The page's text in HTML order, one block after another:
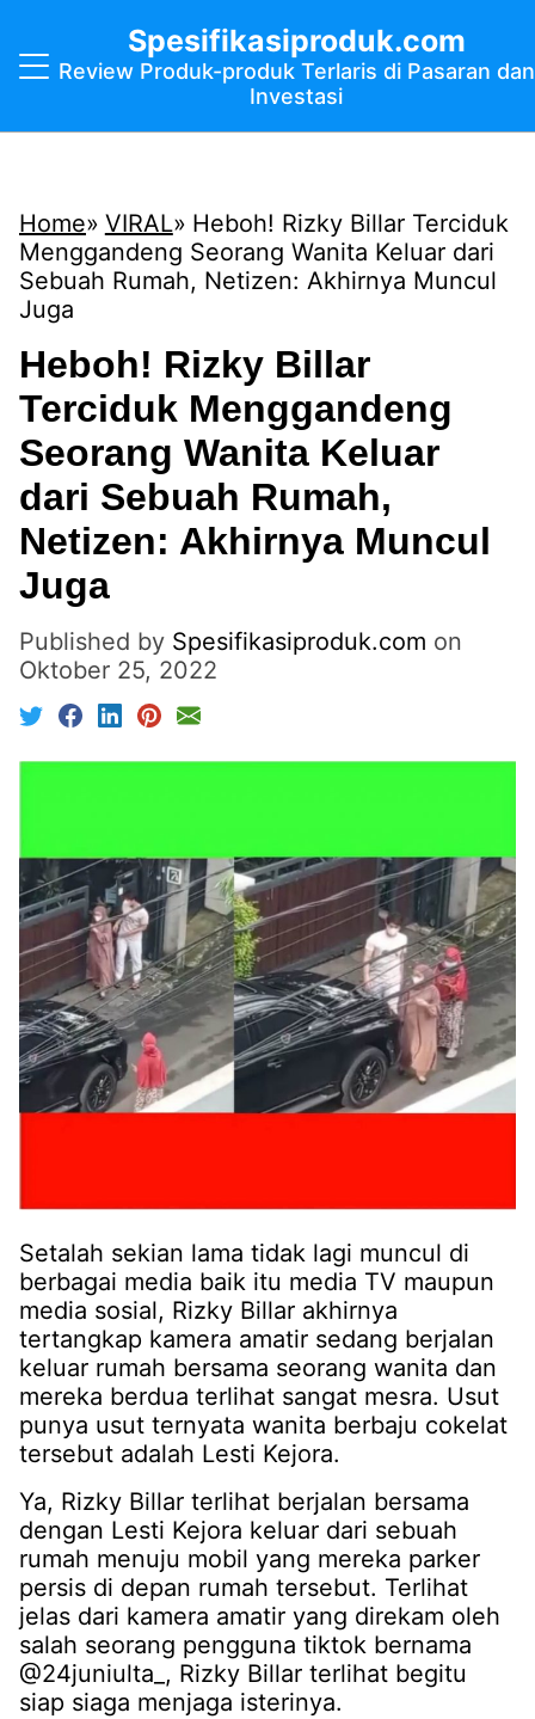
Spesifikasiproduk.com
Review Produk-produk Terlaris di Pasaran dan
Investasi
Home VIRAL
Heboh! Rizky Billar Terciduk
Menggandeng Seorang Wanita Keluar dari
Sebuah Rumah, Netizen: Akhirnya Muncul
Juga
Heboh! Rizky Billar
Terciduk Menggandeng
Seorang Wanita Keluar
dari Sebuah Rumah,
Netizen: Akhirnya Muncul
Juga
Published by Spesifikasiproduk.com on
Oktober 25, 2022
Setalah sekian lama tidak lagi muncul di
berbagai media baik itu media TV maupun
media sosial, Rizky Billar akhirnya
tertangkap kamera amatir sedang berjalan
keluar rumah bersama seorang wanita dan
mereka berdua terlihat sangat mesra. Usut
punya usut ternyata wanita berbaju cokelat
tersebut adalah Lesti Kejora.
Ya, Rizky Billar terlihat berjalan bersama
dengan Lesti Kejora keluar dari sebuah
rumah menuju mobil yang mereka parker
persis di depan rumah tersebut. Terlihat
jelas dari kamera amatir yang direkam oleh
salah seorang pengguna tiktok bernama
@24juniulta_, Rizky Billar terlihat begitu
siap siaga menjaga isterinya.